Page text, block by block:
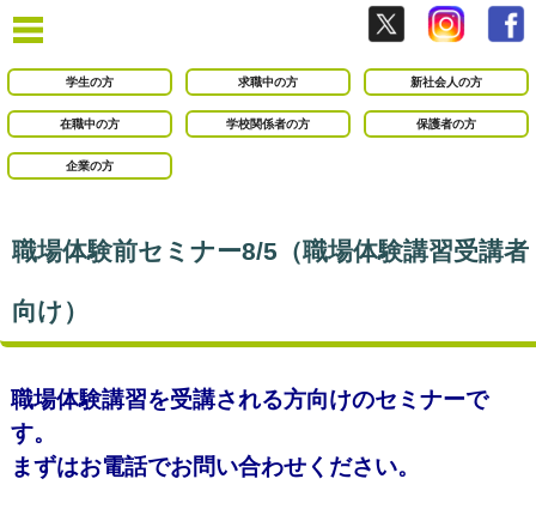
学生の方 求職中の方 新社会人の方
在職中の方 学校関係者の方 保護者の方
企業の方
職場体験前セミナー8/5（職場体験講習受講者
向け）
職場体験講習を受講される方向けのセミナーで
す。
まずはお電話でお問い合わせください。